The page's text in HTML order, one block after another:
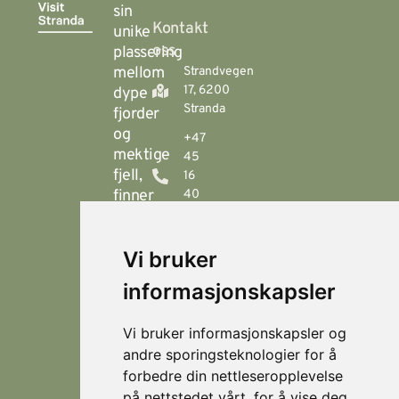
Vi bruker
informasjonskapsler
Vi bruker informasjonskapsler og
andre sporingsteknologier for å
forbedre din nettleseropplevelse
sin
unike
plassering
mellom
dype
fjorder
og
mektige
fjell,
finner
- en
helårsdestinasjon
som
på
flotte
fjellturer
Kontakt
oss
Strandvegen
17, 6200
Stranda
+47
45
16
40
Fjellsætra
Hornindal
© 2026
Visit
Personvern
Levert av
Horn Media